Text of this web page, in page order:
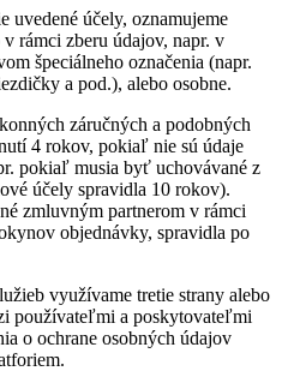
uvedené účely, oznamujeme
rámci zberu údajov, napr. v
špeciálneho označenia (napr.
a pod.), alebo osobne.
záručných a podobných
4 rokov, pokiaľ nie sú údaje
pokiaľ musia byť uchovávané z
účely spravidla 10 rokov).
zmluvným partnerom v rámci
objednávky, spravidla po
využívame tretie strany alebo
používateľmi a poskytovateľmi
o ochrane osobných údajov